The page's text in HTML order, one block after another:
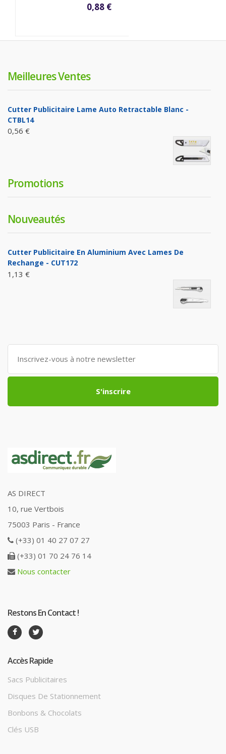
0,88 €
Meilleures Ventes
Cutter Publicitaire Lame Auto Retractable Blanc -
CTBL14
0,56 €
Promotions
Nouveautés
Cutter Publicitaire En Aluminium Avec Lames De
Rechange - CUT172
1,13 €
S'inscrire
AS DIRECT
10, rue Vertbois
75003 Paris - France
(+33) 01 40 27 07 27
(+33) 01 70 24 76 14
Nous contacter
Restons En Contact !
Accès Rapide
Sacs Publicitaires
Disques De Stationnement
Bonbons & Chocolats
Clés USB